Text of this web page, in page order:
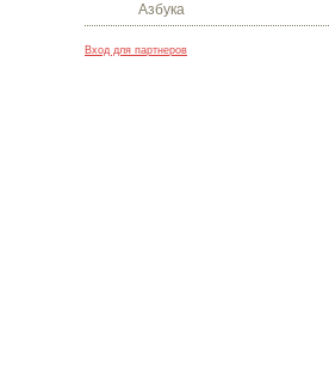
Азбука
Вход для партнеров